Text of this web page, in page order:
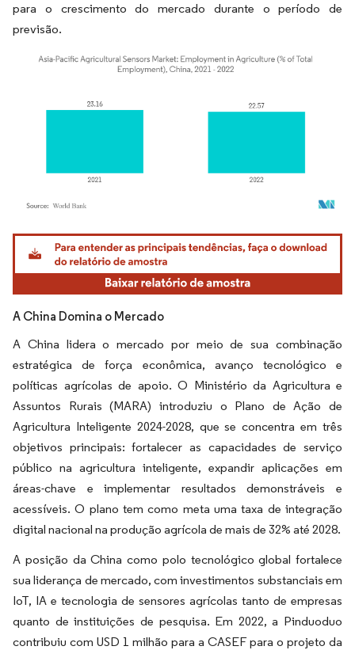
para o crescimento do mercado durante o período de
previsão.
Imagem © Mordor Intelligence. O reuso requer atribuição conforme CC BY 4.0.
A China Domina o Mercado
A China lidera o mercado por meio de sua combinação
estratégica de força econômica, avanço tecnológico e
políticas agrícolas de apoio. O Ministério da Agricultura e
Assuntos Rurais (MARA) introduziu o Plano de Ação de
Agricultura Inteligente 2024-2028, que se concentra em três
objetivos principais: fortalecer as capacidades de serviço
público na agricultura inteligente, expandir aplicações em
áreas-chave e implementar resultados demonstráveis e
acessíveis. O plano tem como meta uma taxa de integração
digital nacional na produção agrícola de mais de 32% até 2028.
A posição da China como polo tecnológico global fortalece
sua liderança de mercado, com investimentos substanciais em
IoT, IA e tecnologia de sensores agrícolas tanto de empresas
quanto de instituições de pesquisa. Em 2022, a Pinduoduo
contribuiu com USD 1 milhão para a CASEF para o projeto da